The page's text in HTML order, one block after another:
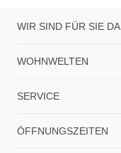
WIR SIND FÜR SIE DA
WOHNWELTEN
SERVICE
ÖFFNUNGSZEITEN